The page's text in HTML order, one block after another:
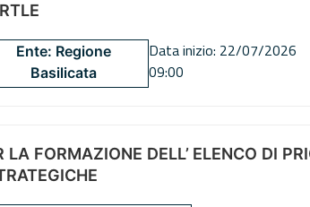
Ente: Regione
Basilicata
Data inizio: 22/07/2026
09:00
LA FORMAZIONE DELL’ ELENCO DI